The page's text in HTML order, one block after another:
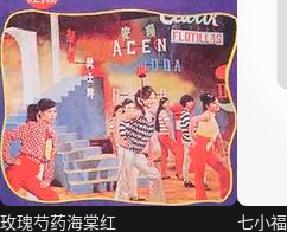
玫瑰芍药海棠红
七小福